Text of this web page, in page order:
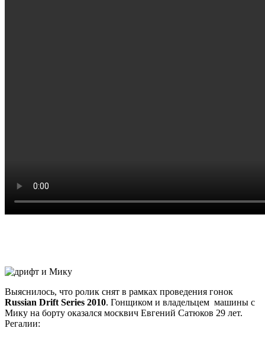
Выяснилось, что ролик снят в рамках проведения гонок
Russian Drift Series 2010. Гонщиком и владельцем машины с
Мику на борту оказался москвич Евгений Сатюков 29 лет.
Регалии: